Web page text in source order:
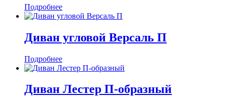
Подробнее
Диван угловой Версаль П
Подробнее
Диван Лестер П-образный